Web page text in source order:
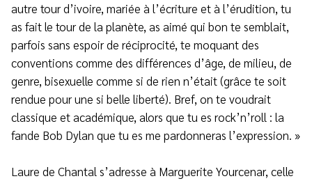
autre tour d’ivoire, mariée à l’écriture et à l’érudition, tu
as fait le tour de la planète, as aimé qui bon te semblait,
parfois sans espoir de réciprocité, te moquant des
conventions comme des différences d’âge, de milieu, de
genre, bisexuelle comme si de rien n’était (grâce te soit
rendue pour une si belle liberté). Bref, on te voudrait
classique et académique, alors que tu es rock’n’roll : la
fande Bob Dylan que tu es me pardonneras l’expression. »
Laure de Chantal s’adresse à Marguerite Yourcenar, celle